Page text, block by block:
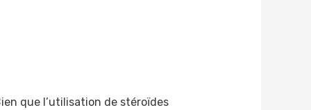
que l’utilisation de stéroïdes